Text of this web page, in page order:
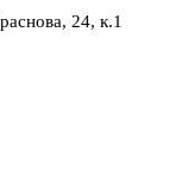
24, к.1